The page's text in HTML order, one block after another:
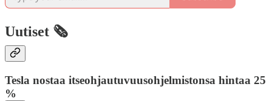
Uutiset 🗞️
Tesla nostaa itseohjautuvuusohjelmistonsa hintaa 25
%